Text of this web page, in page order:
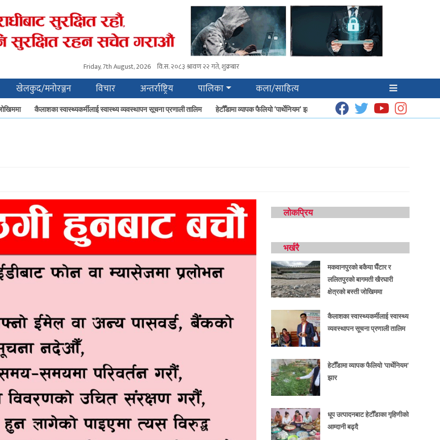
Friday, 7th August, 2026 वि.स.२०८३ श्रावण २२ गते, शुक्रबार
खेलकुद/मनोरञ्जन विचार अन्तर्राष्ट्रिय पालिका कला/साहित्य
कैलाशका स्वास्थ्यकर्मीलाई स्वास्थ्य व्यवस्थापन सूचना प्रणाली तालिम हेटौँडामा व्यापक फैलियो ‘पार्थेनियम’ झार धूप उत्पादनबाट हेटौँडाका गृहिणीको आम्दानी बढ्दै
लोकप्रिय
भर्खरै
मकवानपुरको बकैया घैँटार र
ललितपुरको बागमती खैरघारी
क्षेत्रको बस्ती जोखिममा
कैलाशका स्वास्थ्यकर्मीलाई स्वास्थ्य
व्यवस्थापन सूचना प्रणाली तालिम
हेटौँडामा व्यापक फैलियो ‘पार्थेनियम’
झार
धूप उत्पादनबाट हेटौँडाका गृहिणीको
आम्दानी बढ्दै